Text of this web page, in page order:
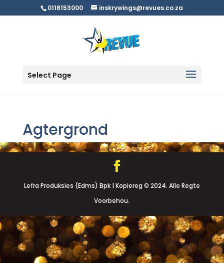
0118153000 inskrywings@revues.co.za
Select Page
Agtergrond
Lefra Produksies (Edms) Bpk | Kopiereg © 2024. Alle Regte
Voorbehou.